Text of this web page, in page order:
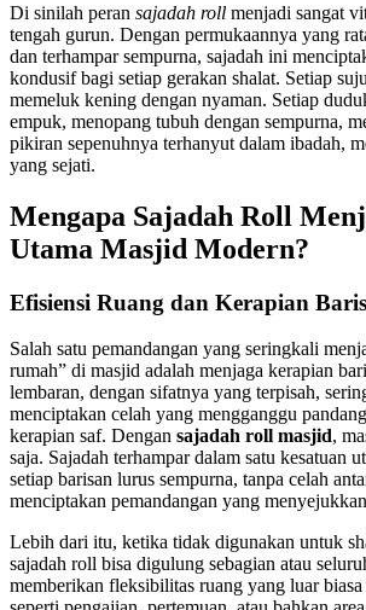
Di sinilah peran sajadah roll menjadi sangat
tengah gurun. Dengan permukaannya yang
dan terhampar sempurna, sajadah ini
kondusif bagi setiap gerakan shalat. Setiap
memeluk kening dengan nyaman. Setiap
empuk, menopang tubuh dengan sempurna,
pikiran sepenuhnya terhanyut dalam ibadah,
yang sejati.
Mengapa Sajadah Roll
Utama Masjid Modern?
Efisiensi Ruang dan Kerapian
Salah satu pemandangan yang seringkali
rumah” di masjid adalah menjaga kerapian
lembaran, dengan sifatnya yang terpisah,
menciptakan celah yang mengganggu
kerapian saf. Dengan sajadah roll masjid,
saja. Sajadah terhampar dalam satu kesatuan
setiap barisan lurus sempurna, tanpa celah
menciptakan pemandangan yang
Lebih dari itu, ketika tidak digunakan untuk
sajadah roll bisa digulung sebagian atau
memberikan fleksibilitas ruang yang luar